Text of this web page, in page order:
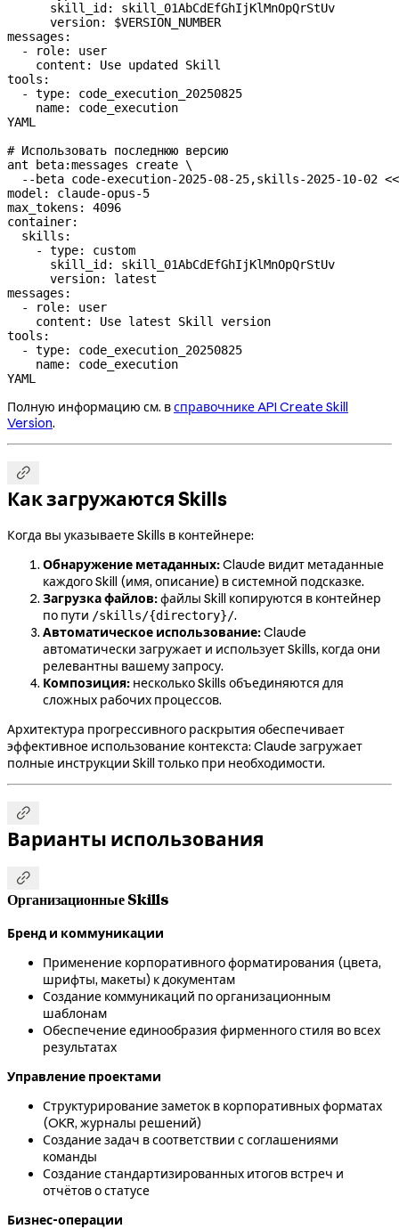
      skill_id: skill_01AbCdEfGhIjKlMnOpQrStUv
      version:
$VERSION_NUMBER
messages:
  - role: user
    content: Use updated Skill
tools:
  - type: code_execution_20250825
    name: code_execution
YAML
# Использовать последнюю версию
ant beta:messages create \
  --beta
code-execution-2025-08-25,skills-2025-10-02 <<
model: claude-opus-5
max_tokens: 4096
container:
  skills:
    - type: custom
      skill_id: skill_01AbCdEfGhIjKlMnOpQrStUv
      version: latest
messages:
  - role: user
    content: Use latest Skill version
tools:
  - type: code_execution_20250825
    name: code_execution
YAML
Полную информацию см. всправочнике API Create Skill
Version.

Как загружаются Skills
Когда вы указываете Skills в контейнере:
Обнаружение метаданных:Claude видит метаданные
каждого Skill (имя, описание) в системной подсказке.
Загрузка файлов:файлы Skill копируются в контейнер
по пути /skills/{directory}/.
Автоматическое использование:Claude
автоматически загружает и использует Skills, когда они
релевантны вашему запросу.
Композиция: несколько Skills объединяются для
сложных рабочих процессов.
Архитектура прогрессивного раскрытия обеспечивает
эффективное использование контекста: Claude загружает
полные инструкции Skill только при необходимости.

Варианты использования

Организационные Skills
Бренд и коммуникации
Применение корпоративного форматирования (цвета,
шрифты, макеты) к документам
Создание коммуникаций по организационным
шаблонам
Обеспечение единообразия фирменного стиля во всех
результатах
Управление проектами
Структурирование заметок в корпоративных форматах
(OKR, журналы решений)
Создание задач в соответствии с соглашениями
команды
Создание стандартизированных итогов встреч и
отчётов о статусе
Бизнес-операции